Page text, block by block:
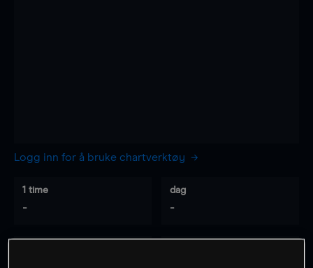
Logg inn for å bruke chartverktøy
1 time
-
dag
-